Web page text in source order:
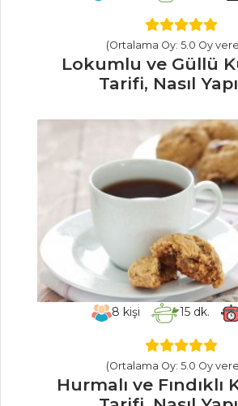
MEZELER VE
Beyin Salatası
Tarifi? Nasıl Yapılır?
Cacık Tarifi, Nasıl
Yapılır?
Sarımsaklı
Ispanak Ezmesi
Tarifi, Nasıl Yapılır?
Mezeler ve Soslar
ÇORBALAR
(Ortalama Oy: 5.0 Oy
Lokumlu ve Güllü
Tarifi, Nasıl
8 kişi 15dk.
(Ortalama Oy: 5.0 Oy
Hurmalı ve Fındıklı